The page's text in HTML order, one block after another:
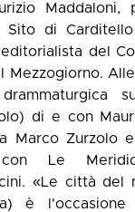
Maddaloni,
Sito di
del
Alle
di e con
Marco Zurzolo
Le
«Le città del
è